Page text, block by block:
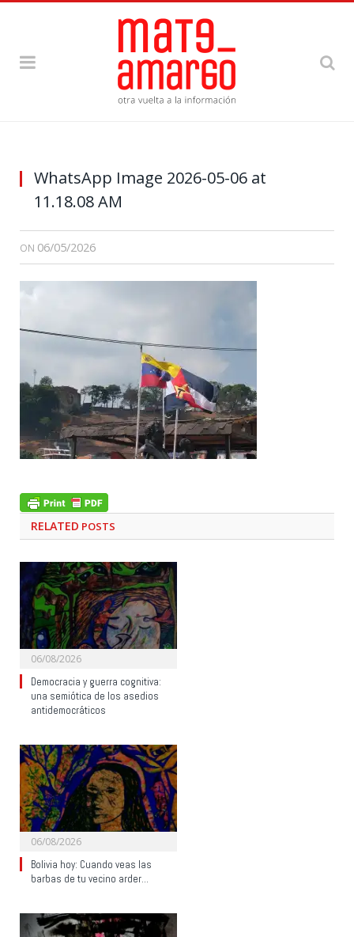
WhatsApp Image 2026-05-06 at
11.18.08 AM
ON 06/05/2026
RELATED POSTS
06/08/2026
Democracia y guerra cognitiva:
una semiótica de los asedios
antidemocráticos
06/08/2026
Bolivia hoy: Cuando veas las
barbas de tu vecino arder…